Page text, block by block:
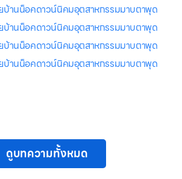
บ้านน็อคดาวน์นิคมอุตสาหกรรมมาบตาพุด
บ้านน็อคดาวน์นิคมอุตสาหกรรมมาบตาพุด
บ้านน็อคดาวน์นิคมอุตสาหกรรมมาบตาพุด
บ้านน็อคดาวน์นิคมอุตสาหกรรมมาบตาพุด
ดูบทความทั้งหมด